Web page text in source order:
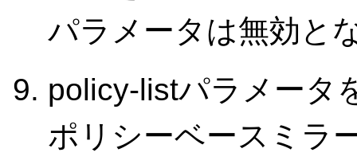
パラメータは無効と
policy-listパラメータ
ポリシーベースミラ